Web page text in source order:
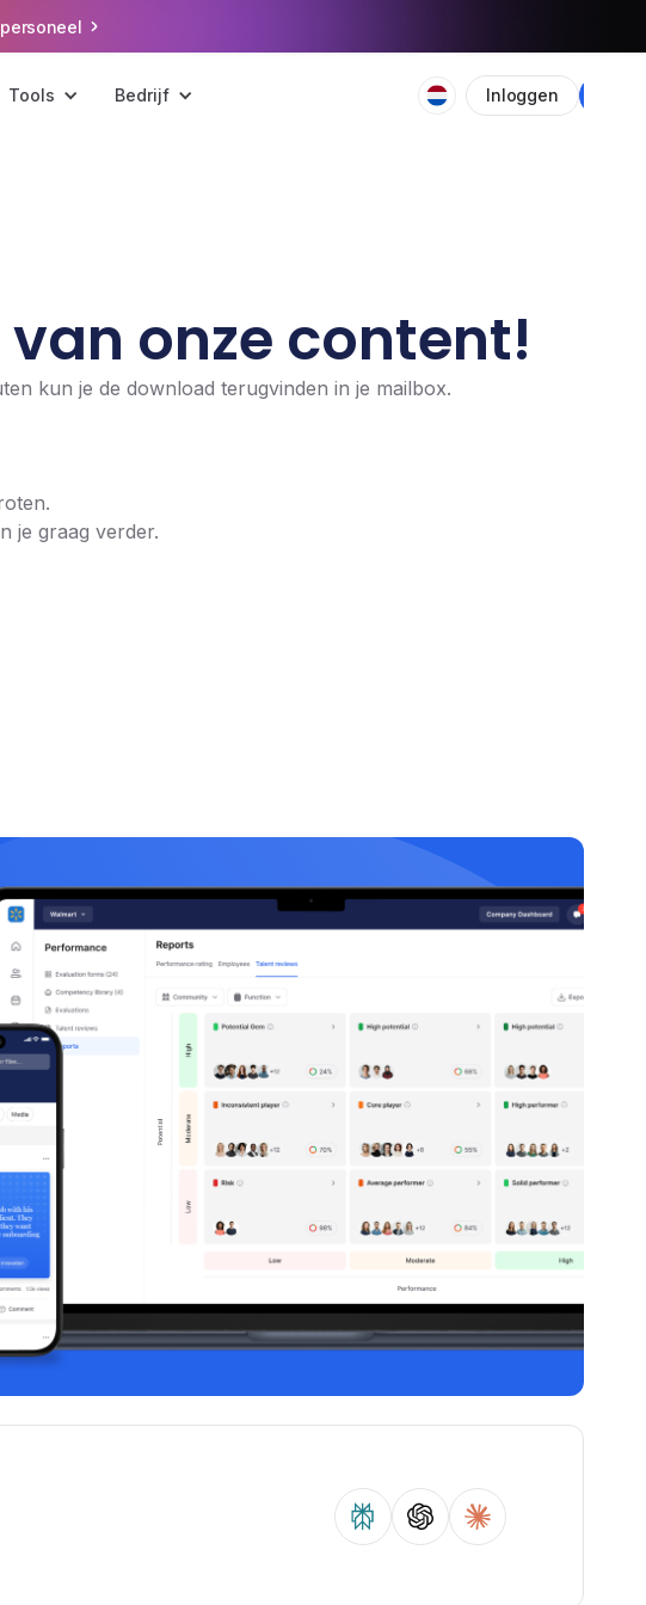
Tools Bedrijf Inloggen
onze content!
kun je de download terugvinden in je mailbox.
je graag verder.